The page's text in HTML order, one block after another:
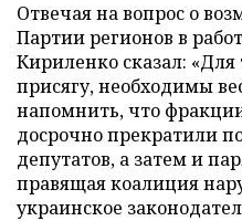
Отвечая на вопрос о
Партии регионов в
Кириленко сказал:
присягу, необходимы
напомнить, что
досрочно прекратили
депутатов, а затем и
правящая коалиция
украинское